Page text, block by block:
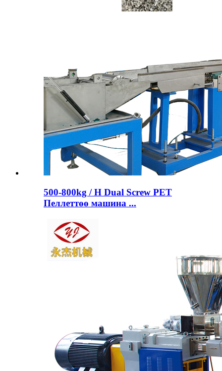
500-800kg / H Dual Screw PET
Пеллеттөө машина ...